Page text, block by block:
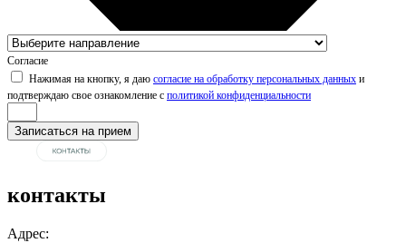
Согласие
Нажимая на кнопку, я даю согласие на обработку персональных данных и
подтверждаю свое ознакомление с политикой конфиденциальности
Записаться на прием
контакты
Адрес: